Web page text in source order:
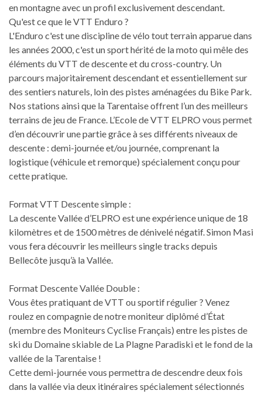
en montagne avec un profil exclusivement descendant.
Qu'est ce que le VTT Enduro ?
L'Enduro c'est une discipline de vélo tout terrain apparue dans
les années 2000, c'est un sport hérité de la moto qui mêle des
éléments du VTT de descente et du cross-country. Un
parcours majoritairement descendant et essentiellement sur
des sentiers naturels, loin des pistes aménagées du Bike Park.
Nos stations ainsi que la Tarentaise offrent l’un des meilleurs
terrains de jeu de France. L’Ecole de VTT ELPRO vous permet
d’en découvrir une partie grâce à ses différents niveaux de
descente : demi-journée et/ou journée, comprenant la
logistique (véhicule et remorque) spécialement conçu pour
cette pratique.
Format VTT Descente simple :
La descente Vallée d’ELPRO est une expérience unique de 18
kilomètres et de 1500 mètres de dénivelé négatif. Simon Masi
vous fera découvrir les meilleurs single tracks depuis
Bellecôte jusqu’à la Vallée.
Format Descente Vallée Double :
Vous êtes pratiquant de VTT ou sportif régulier ? Venez
roulez en compagnie de notre moniteur diplômé d’État
(membre des Moniteurs Cyclise Français) entre les pistes de
ski du Domaine skiable de La Plagne Paradiski et le fond de la
vallée de la Tarentaise !
Cette demi-journée vous permettra de descendre deux fois
dans la vallée via deux itinéraires spécialement sélectionnés